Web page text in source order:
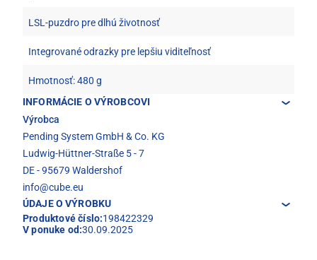
LSL-puzdro pre dlhú životnosť
Integrované odrazky pre lepšiu viditeľnosť
Hmotnosť: 480 g
INFORMÁCIE O VÝROBCOVI
Výrobca
Pending System GmbH & Co. KG
Ludwig-Hüttner-Straße 5 - 7
DE - 95679 Waldershof
info@cube.eu
ÚDAJE O VÝROBKU
Produktové číslo:198422329
V ponuke od:30.09.2025